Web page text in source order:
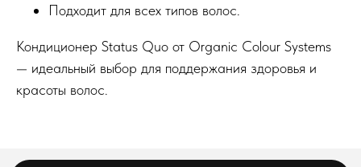
Подходит для всех типов волос.
Кондиционер Status Quo от Organic Colour Systems
— идеальный выбор для поддержания здоровья и
красоты волос.
Введите ваш E-mail
Подписаться на рассылку
Публичная оферта